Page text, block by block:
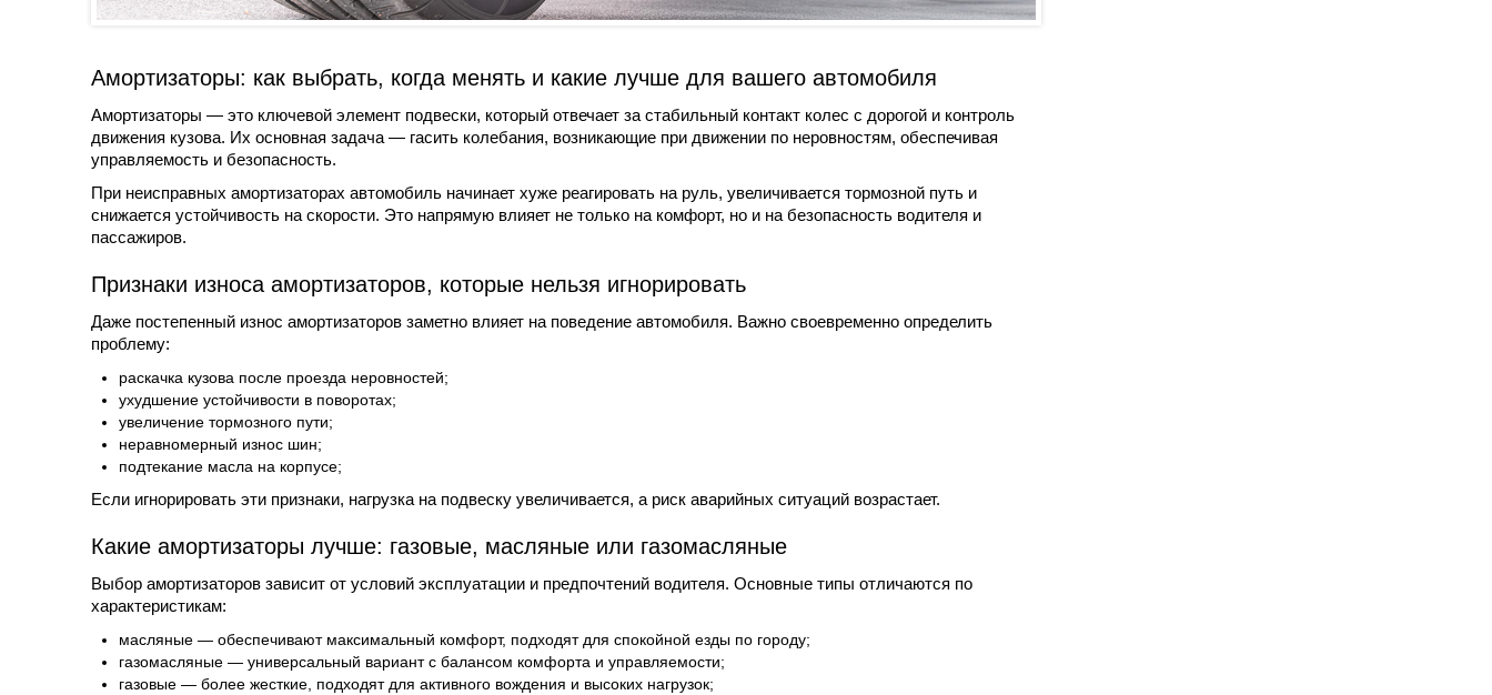
Амортизаторы: как выбрать, когда менять и какие лучше для вашего автомобиля
Амортизаторы — это ключевой элемент подвески, который отвечает за стабильный контакт колес с дорогой и контроль
движения кузова. Их основная задача — гасить колебания, возникающие при движении по неровностям, обеспечивая
управляемость и безопасность.
При неисправных амортизаторах автомобиль начинает хуже реагировать на руль, увеличивается тормозной путь и
снижается устойчивость на скорости. Это напрямую влияет не только на комфорт, но и на безопасность водителя и
пассажиров.
Признаки износа амортизаторов, которые нельзя игнорировать
Даже постепенный износ амортизаторов заметно влияет на поведение автомобиля. Важно своевременно определить
проблему:
раскачка кузова после проезда неровностей;
ухудшение устойчивости в поворотах;
увеличение тормозного пути;
неравномерный износ шин;
подтекание масла на корпусе;
Если игнорировать эти признаки, нагрузка на подвеску увеличивается, а риск аварийных ситуаций возрастает.
Какие амортизаторы лучше: газовые, масляные или газомасляные
Выбор амортизаторов зависит от условий эксплуатации и предпочтений водителя. Основные типы отличаются по
характеристикам:
масляные — обеспечивают максимальный комфорт, подходят для спокойной езды по городу;
газомасляные — универсальный вариант с балансом комфорта и управляемости;
газовые — более жесткие, подходят для активного вождения и высоких нагрузок;